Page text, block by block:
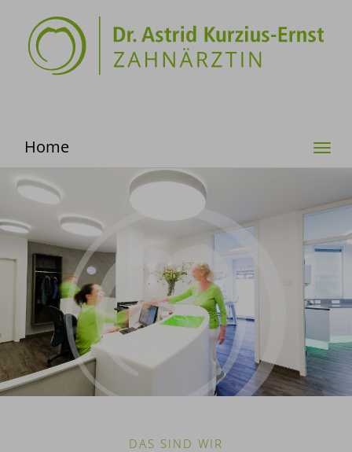
Home
DAS SIND WIR